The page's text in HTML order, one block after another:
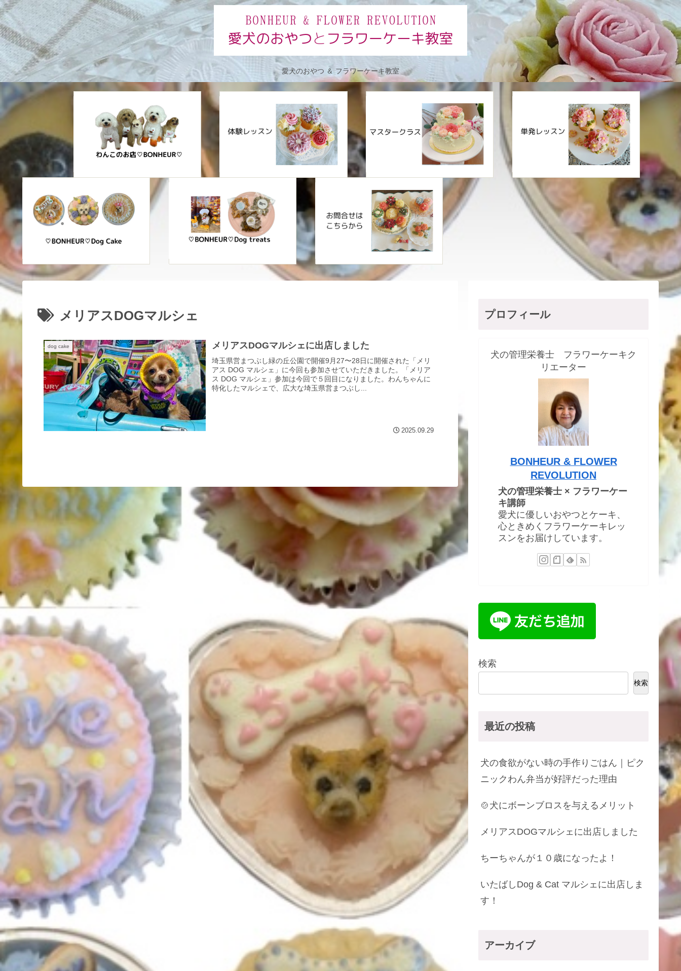
愛犬のおやつ ＆ フラワーケーキ教室
メリアスDOGマルシェ
dog cake メリアスDOGマルシェに出店しました
埼玉県営まつぶし緑の丘公園で開催9月27〜28日に開催された「メリ
アス DOG マルシェ」に今回も参加させていただきました。「メリア
ス DOG マルシェ」参加は今回で５回目になりました。わんちゃんに
特化したマルシェで、広大な埼玉県営まつぶし...
2025.09.29
プロフィール
犬の管理栄養士 フラワーケーキク
リエーター
BONHEUR & FLOWER
REVOLUTION
犬の管理栄養士 × フラワーケー
キ講師
愛犬に優しいおやつとケーキ、
心ときめくフラワーケーキレッ
スンをお届けしています。
検索
検索
最近の投稿
犬の食欲がない時の手作りごはん｜ピク
ニックわん弁当が好評だった理由
🍲犬にボーンブロスを与えるメリット
メリアスDOGマルシェに出店しました
ちーちゃんが１０歳になったよ！
いたばしDog & Cat マルシェに出店しま
す！
アーカイブ